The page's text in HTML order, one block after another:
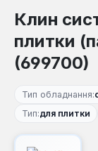
Клин
плитки
(699700)
Тип обладнання:
Тип:для плитки